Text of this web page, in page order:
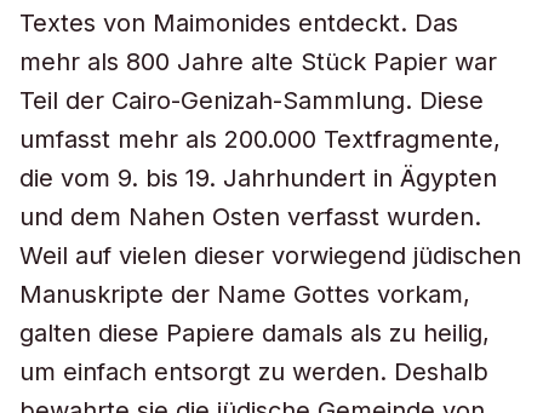
Textes von Maimonides entdeckt. Das
mehr als 800 Jahre alte Stück Papier war
Teil der Cairo-Genizah-Sammlung. Diese
umfasst mehr als 200.000 Textfragmente,
die vom 9. bis 19. Jahrhundert in Ägypten
und dem Nahen Osten verfasst wurden.
Weil auf vielen dieser vorwiegend jüdischen
Manuskripte der Name Gottes vorkam,
galten diese Papiere damals als zu heilig,
um einfach entsorgt zu werden. Deshalb